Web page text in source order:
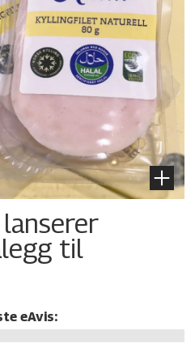
til
eAvis: